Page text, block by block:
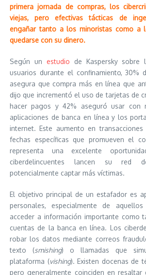
primera jornada de compras, los
viejas, pero efectivas tácticas de
engañar tanto a los minoristas como a
quedarse con su dinero.
Según un estudio de Kaspersky
usuarios durante el confinamiento, 30%
asegura que compra más en línea que
dijo que incrementó el uso de tarjetas de
hacer pagos y 42% aseguró usar con
aplicaciones de banca en línea y los
internet. Este aumento en
fechas específicas que promueven el
representa una excelente
ciberdelincuentes lancen su red
potencialmente captar más víctimas.
El objetivo principal de un estafador es
personales, especialmente de
acceder a información importante como
cuentas de la banca en línea. Los
robar los datos mediante correos
texto (smishing) o llamadas que
plataforma (vishing). Existen docenas de
pero generalmente coinciden en resaltar